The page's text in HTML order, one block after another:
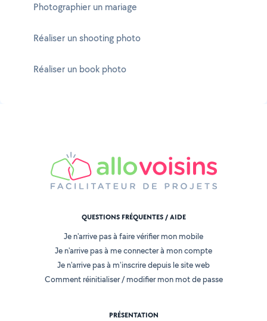
Photographier un mariage
Réaliser un shooting photo
Réaliser un book photo
QUESTIONS FRÉQUENTES / AIDE
Je n'arrive pas à faire vérifier mon mobile
Je n'arrive pas à me connecter à mon compte
Je n'arrive pas à m'inscrire depuis le site web
Comment réinitialiser / modifier mon mot de passe
PRÉSENTATION